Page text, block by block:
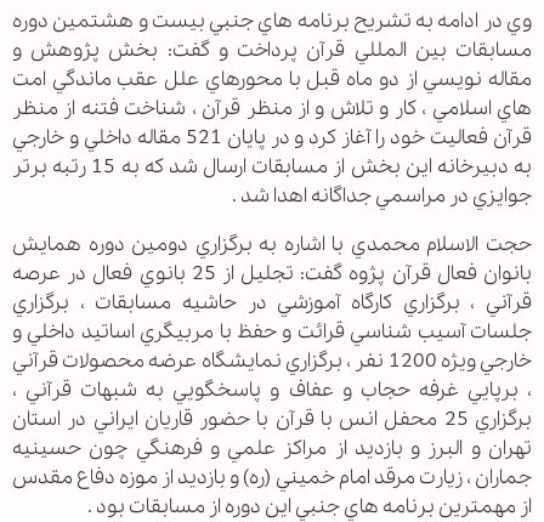
وي در ادامه به تشريح برنامه هاي جنبي بيست و هشتمين دوره
مسابقات بين المللي قرآن پرداخت و گفت: بخش پژوهش و
مقاله نويسي از دو ماه قبل با محورهاي علل عقب ماندگي امت
هاي اسلامي ، کار و تلاش و از منظر قرآن ، شناخت فتنه از منظر
قرآن فعاليت خود را آغاز کرد و در پايان 521 مقاله داخلي و خارجي
به دبيرخانه اين بخش از مسابقات ارسال شد که به 15 رتبه برتر
جوايزي در مراسمي جداگانه اهدا شد .
حجت الاسلام محمدي با اشاره به برگزاري دومين دوره همايش
بانوان فعال قرآن پژوه گفت: تجليل از 25 بانوي فعال در عرصه
قرآني ، برگزاري کارگاه آموزشي در حاشيه مسابقات ، برگزاري
جلسات آسيب شناسي قرائت و حفظ با مربيگري اساتيد داخلي و
خارجي ويژه 1200 نفر ، برگزاري نمايشگاه عرضه محصولات قرآني
، برپايي غرفه حجاب و عفاف و پاسخگويي به شبهات قرآني ،
برگزاري 25 محفل انس با قرآن با حضور قاريان ايراني در استان
تهران و البرز و بازديد از مراکز علمي و فرهنگي چون حسينيه
جماران ، زيارت مرقد امام خميني (ره) و بازديد از موزه دفاع مقدس
از مهمترين برنامه هاي جنبي اين دوره از مسابقات بود .